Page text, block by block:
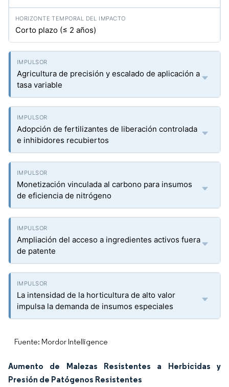
Corto plazo (≤ 2 años)
Agricultura de precisión y escalado de aplicación a
tasa variable
Adopción de fertilizantes de liberación controlada
e inhibidores recubiertos
Monetización vinculada al carbono para insumos
de eficiencia de nitrógeno
Ampliación del acceso a ingredientes activos fuera
de patente
La intensidad de la horticultura de alto valor
impulsa la demanda de insumos especiales
Fuente: Mordor Intelligence
Aumento de Malezas Resistentes a Herbicidas y
Presión de Patógenos Resistentes